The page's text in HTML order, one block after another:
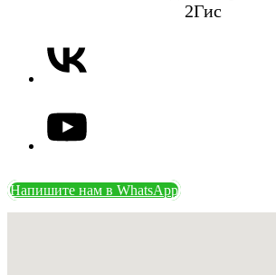
2Гис
Напишите нам в WhatsApp